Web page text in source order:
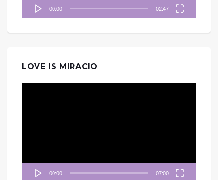
00:00 02:47
LOVE IS MIRACIO
00:00 07:00